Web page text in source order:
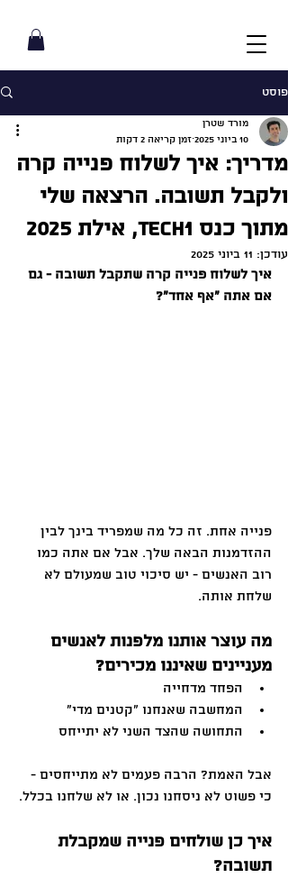
פוסט
מדריך: איך לשלוח פנייה קרה
ולקבל תשובה. הרצאה שלי
מתוך כנס Tech1, אילת 2025
מורד שטרן
10 ביוני 2025
זמן קריאה 2 דקות
עודכן: 11 ביוני 2025
איך לשלוח פנייה קרה שתקבל תשובה - גם
אם אתה "אף אחד״?
פנייה אחת. זה כל מה שמפריד בינך לבין
ההזדמנות הבאה שלך. אבל אם אתה כמו
רוב האנשים - יש סיכוי טוב שמעולם לא
שלחת אותה.
מה עוצר אותנו מלפנות לאנשים
מעניינים שאיננו מכירים?
הפחד מדחייה
המחשבה שאנחנו "קטנים מדי"
התחושה שהצד השני לא יתייחס
אבל האמת? הרבה פעמים לא מתייחסים -
כי פשוט לא ניסחנו נכון. או לא שלחנו בכלל.
איך כן שולחים פנייה שמקבלת
תשובה?